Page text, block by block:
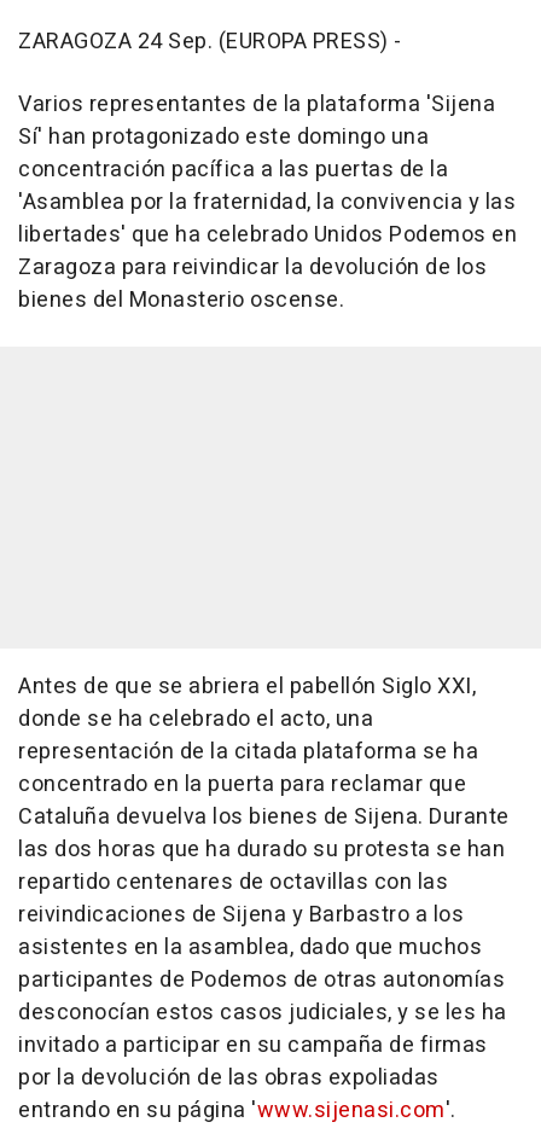
ZARAGOZA 24 Sep. (EUROPA PRESS) -
Varios representantes de la plataforma 'Sijena
Sí' han protagonizado este domingo una
concentración pacífica a las puertas de la
'Asamblea por la fraternidad, la convivencia y las
libertades' que ha celebrado Unidos Podemos en
Zaragoza para reivindicar la devolución de los
bienes del Monasterio oscense.
Antes de que se abriera el pabellón Siglo XXI,
donde se ha celebrado el acto, una
representación de la citada plataforma se ha
concentrado en la puerta para reclamar que
Cataluña devuelva los bienes de Sijena. Durante
las dos horas que ha durado su protesta se han
repartido centenares de octavillas con las
reivindicaciones de Sijena y Barbastro a los
asistentes en la asamblea, dado que muchos
participantes de Podemos de otras autonomías
desconocían estos casos judiciales, y se les ha
invitado a participar en su campaña de firmas
por la devolución de las obras expoliadas
entrando en su página 'www.sijenasi.com'.